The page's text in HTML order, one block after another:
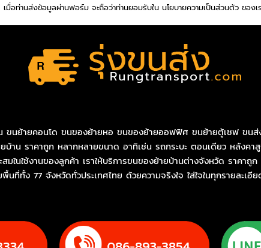
เมื่อท่านส่งข้อมูลผ่านฟอร์ม จะถือว่าท่านยอมรับใน นโยบายความเป็นส่วนตัว ของเ
ขนย้ายคอนโด ขนของย้ายหอ ขนของย้ายออฟฟิศ ขนย้ายตู้เซฟ ขนส่
บ้าน ราคาถูก หลากหลายขนาด อาทิเช่น รถกระบะ ตอนเดียว หลัง
ในใช้งานของลูกค้า เราให้บริการขนของย้ายบ้านต่างจังหวัด ราคาถูก
นที่ทั้ง 77 จังหวัดทั่วประเทศไทย ด้วยความจริงใจ ใส่ใจในทุกรายละเอี